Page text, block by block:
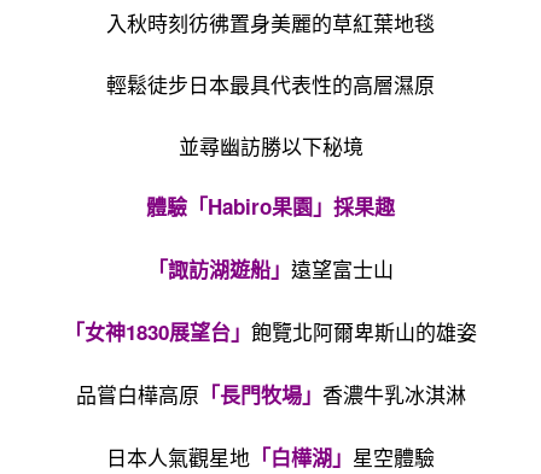
入秋時刻彷彿置身美麗的草紅葉地毯
輕鬆徒步日本最具代表性的高層濕原
並尋幽訪勝以下秘境
體驗「Habiro果園」採果趣
「諏訪湖遊船」 遠望富士山
「女神1830展望台」 飽覽北阿爾卑斯山的雄姿
品嘗白樺高原 「長門牧場」 香濃牛乳冰淇淋
日本人氣觀星地 「白樺湖」 星空體驗